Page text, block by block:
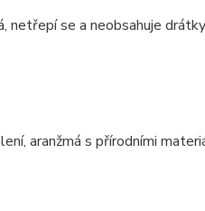
netřepí se a neobsahuje
aranžmá s přírodními